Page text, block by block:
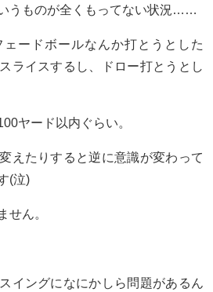
うものが全くもってない状況……
ードボールなんか打とうとした
ライスするし、ドロー打とうとし
ヤード以内ぐらい。
えたりすると逆に意識が変わって
(泣)
せん。
イングになにかしら問題があるん